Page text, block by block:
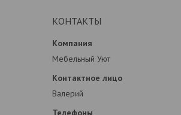
КОНТАКТЫ
Мебельный Уют
Валерий